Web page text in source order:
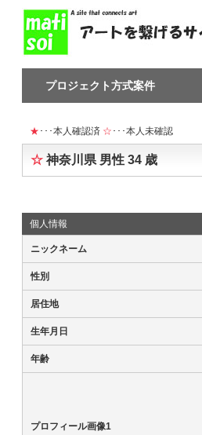
プロジェクト方式案件
★ ･･･本人確認済 ☆ ･･･本人未確認
☆ 神奈川県 男性 34 歳
個人情報
ニックネーム
性別
居住地
生年月日
年齢
プロフィール画像1